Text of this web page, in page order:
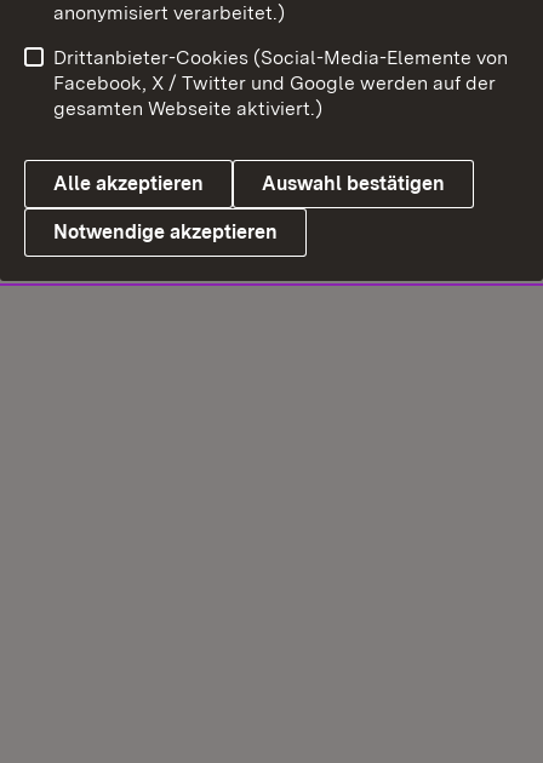
anonymisiert verarbeitet.)
Drittanbieter-Cookies (Social-Media-Elemente von
Facebook, X / Twitter und Google werden auf der
gesamten Webseite aktiviert.)
Alle akzeptieren Auswahl bestätigen
Notwendige akzeptieren